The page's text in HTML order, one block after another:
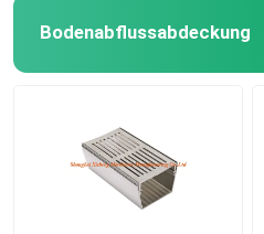
Bodenabflussabdeckung